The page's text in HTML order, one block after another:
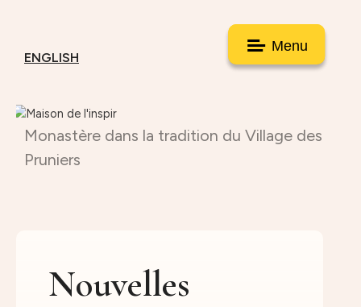
Menu
ENGLISH
Monastère dans la tradition du Village des
Pruniers
Nouvelles